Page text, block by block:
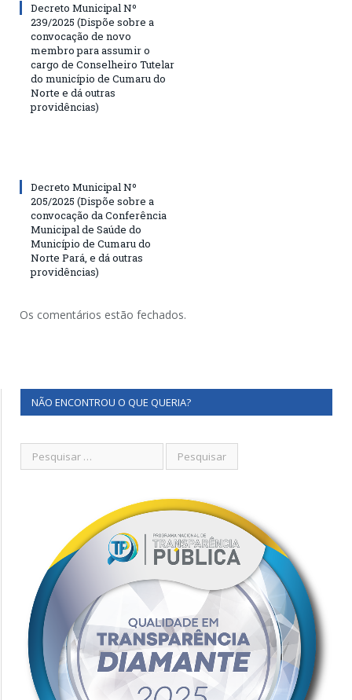
Decreto Municipal Nº
239/2025 (Dispõe sobre a
convocação de novo
membro para assumir o
cargo de Conselheiro Tutelar
do município de Cumaru do
Norte e dá outras
providências)
Decreto Municipal Nº
205/2025 (Dispõe sobre a
convocação da Conferência
Municipal de Saúde do
Município de Cumaru do
Norte Pará, e dá outras
providências)
Os comentários estão fechados.
NÃO ENCONTROU O QUE QUERIA?